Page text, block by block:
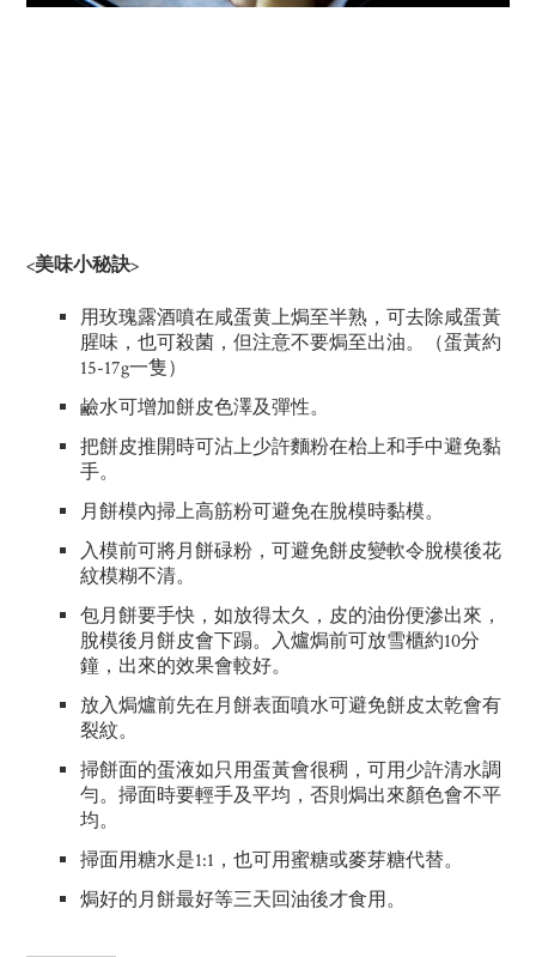
<美味小秘訣>
用玫瑰露酒噴在咸蛋黄上焗至半熟，可去除咸蛋黃
腥味，也可殺菌，但注意不要焗至出油。（蛋黃約
15-17g一隻）
鹼水可增加餅皮色澤及彈性。
把餅皮推開時可沾上少許麵粉在枱上和手中避免黏
手。
月餅模內掃上高筋粉可避免在脫模時黏模。
入模前可將月餅碌粉，可避免餅皮變軟令脫模後花
紋模糊不清。
包月餅要手快，如放得太久，皮的油份便滲出來，
脫模後月餅皮會下蹋。入爐焗前可放雪櫃約10分
鐘，出來的效果會較好。
放入焗爐前先在月餅表面噴水可避免餅皮太乾會有
裂紋。
掃餅面的蛋液如只用蛋黃會很稠，可用少許清水調
勻。掃面時要輕手及平均，否則焗出來顏色會不平
均。
掃面用糖水是1:1，也可用蜜糖或麥芽糖代替。
焗好的月餅最好等三天回油後才食用。